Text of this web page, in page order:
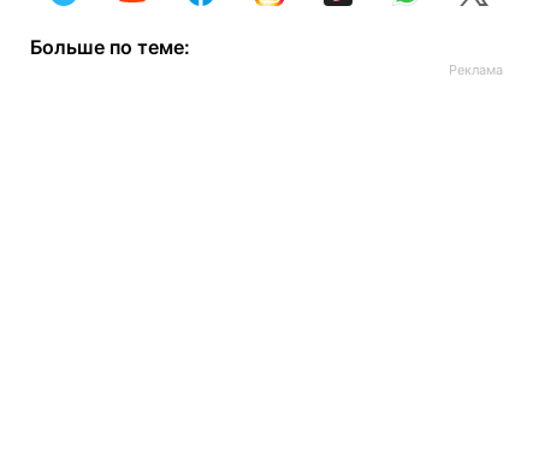
Больше по теме: